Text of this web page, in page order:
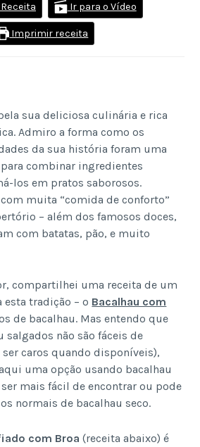
Ir para o Vídeo
Imprimir receita
sua deliciosa culinária e rica
Admiro a forma como os
da sua história foram uma
combinar ingredientes
los em pratos saborosos.
muita “comida de conforto”
– além dos famosos doces,
com batatas, pão, e muito
compartilhei uma receita de um
tradição – o Bacalhau com
de bacalhau. Mas entendo que
salgados não são fáceis de
caros quando disponíveis),
uma opção usando bacalhau
mais fácil de encontrar ou pode
normais de bacalhau seco.
com Broa (receita abaixo) é